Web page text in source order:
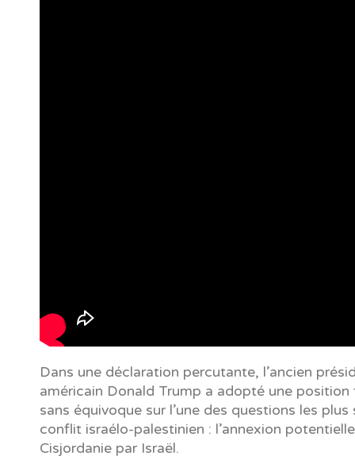
Dans une déclaration percutante, l’ancien
américain Donald Trump a adopté une position
sans équivoque sur l’une des questions les plus
conflit israélo-palestinien : l’annexion
Cisjordanie par Israël.